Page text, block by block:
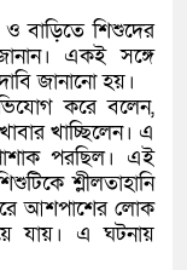
ও বাড়িতে শিশুদের
একই সঙ্গে
জানানো হয়।
করে বলেন,
খাচ্ছিলেন। এ
পরছিল। এই
শ্লীলতাহানি
আশপাশের লোক
যায়। এ ঘটনায়